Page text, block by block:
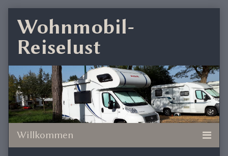
content
Wohnmobil-
Reiselust